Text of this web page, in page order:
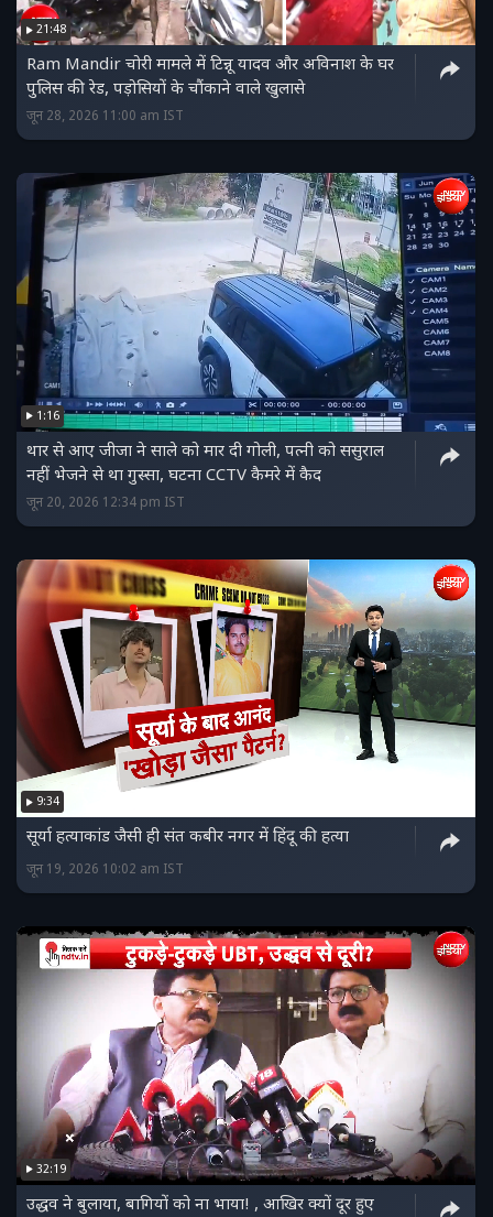
21:48
Ram Mandir चोरी मामले में टिन्नू यादव और अविनाश के घर
पुलिस की रेड, पड़ोसियों के चौंकाने वाले खुलासे
जून 28, 2026 11:00 am IST
1:16
थार से आए जीजा ने साले को मार दी गोली, पत्नी को ससुराल
नहीं भेजने से था गुस्‍सा, घटना CCTV कैमरे में कैद
जून 20, 2026 12:34 pm IST
9:34
सूर्या हत्याकांड जैसी ही संत कबीर नगर में हिंदू की हत्या
जून 19, 2026 10:02 am IST
32:19
उद्धव ने बुलाया, बागियों को ना भाया! , आखिर क्यों दूर हुए